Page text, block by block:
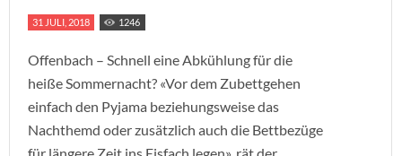
31 JULI, 2018 1246
Offenbach – Schnell eine Abkühlung für die
heiße Sommernacht? «Vor dem Zubettgehen
einfach den Pyjama beziehungsweise das
Nachthemd oder zusätzlich auch die Bettbezüge